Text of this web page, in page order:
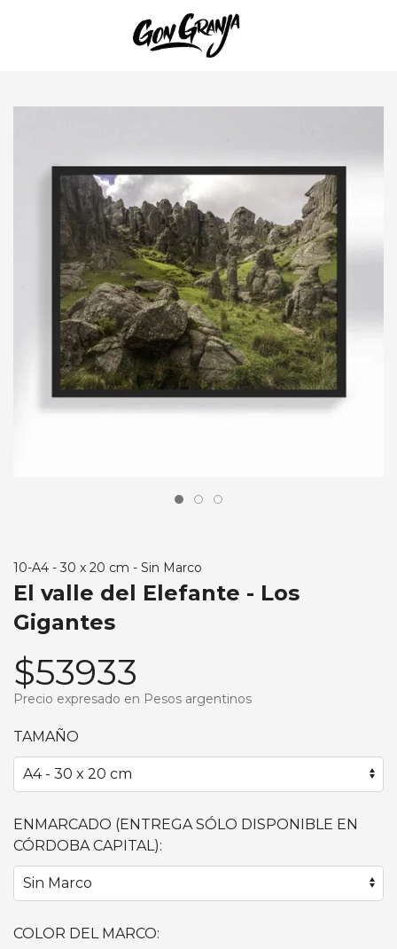
10-A4 - 30 x 20 cm - Sin Marco
El valle del Elefante - Los
Gigantes
$53933
Precio expresado en Pesos argentinos
TAMAÑO
ENMARCADO (ENTREGA SÓLO DISPONIBLE EN
CÓRDOBA CAPITAL):
COLOR DEL MARCO: